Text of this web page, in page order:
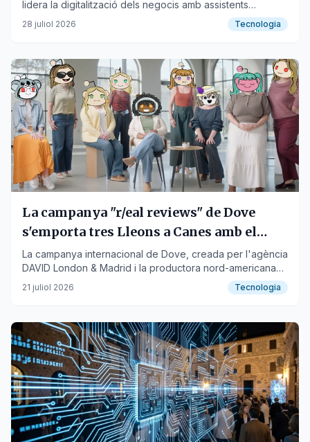
lidera la digitalització dels negocis amb assistents
telefònics intel·ligents i solucions de màrqueting digital de
360 graus.
28 juliol 2026 Tecnologia
La campanya "r/eal reviews" de Dove
s'emporta tres Lleons a Canes amb el
suport de la IA local de Pijama Studio
La campanya internacional de Dove, creada per l'agència
DAVID London & Madrid i la productora nord-americana
IMPOSTER amb el desenvolupament tecnològic amb
intel·ligència artificial de Pijama Studio, ha estat
Cannes Lions.
21 juliol 2026 Tecnologia